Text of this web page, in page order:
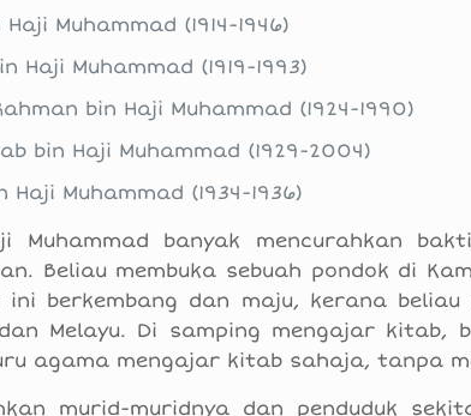
Muhammad (1914-1946)
Haji Muhammad (1919-1993)
bin Haji Muhammad (1924-1990)
bin Haji Muhammad (1929-2004)
Haji Muhammad (1934-1936)
Muhammad banyak mencurahkan
Beliau membuka sebuah pondok di
ini berkembang dan maju, kerana
Melayu. Di samping mengajar kitab,
agama mengajar kitab sahaja, tanpa
murid-muridnya dan penduduk